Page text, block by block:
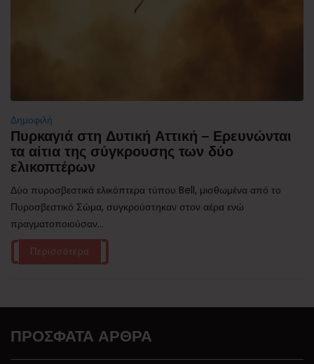
Δημοφιλή
Πυρκαγιά στη Δυτική Αττική – Ερευνώνται
τα αίτια της σύγκρουσης των δύο
ελικοπτέρων
Δύο πυροσβεστικά ελικόπτερα τύπου Bell, μισθωμένα από το
Πυροσβεστικό Σώμα, συγκρούστηκαν στον αέρα ενώ
πραγματοποιούσαν...
Περισσότερα
ΠΡΌΣΦΑΤΑ ΆΡΘΡΑ